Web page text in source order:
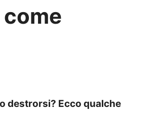
destrorsi? Ecco qualche